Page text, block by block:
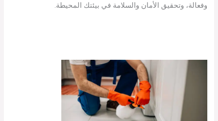
وفعالة، وتحقيق الأمان والسلامة في بيئتك المحيطة.